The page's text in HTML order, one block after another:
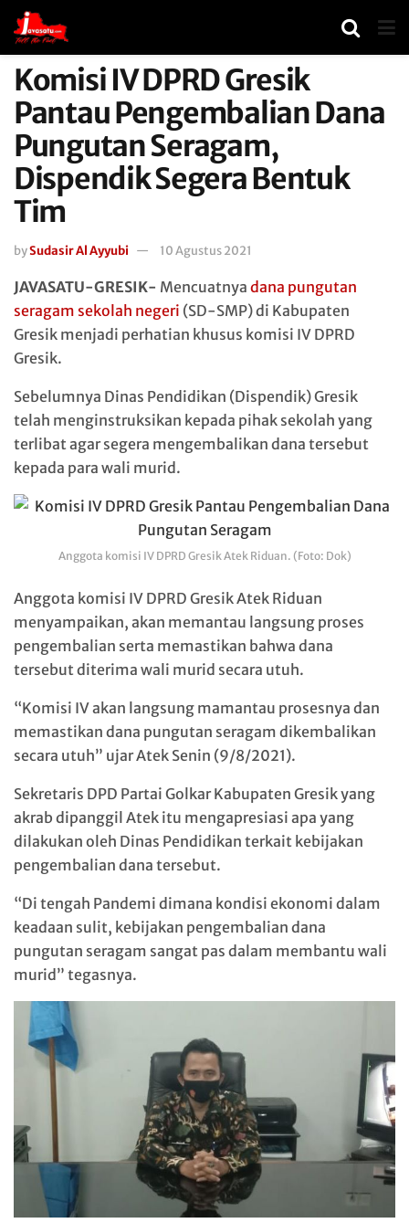
Komisi IV DPRD Gresik
Pantau Pengembalian Dana
Pungutan Seragam,
Dispendik Segera Bentuk
Tim
bySudasir Al Ayyubi 10 Agustus 2021
JAVASATU-GRESIK- Mencuatnya dana pungutan
seragam sekolah negeri (SD-SMP) di Kabupaten
Gresik menjadi perhatian khusus komisi IV DPRD
Gresik.
Sebelumnya Dinas Pendidikan (Dispendik) Gresik
telah menginstruksikan kepada pihak sekolah yang
terlibat agar segera mengembalikan dana tersebut
kepada para wali murid.
Anggota komisi IV DPRD Gresik Atek Riduan. (Foto: Dok)
Anggota komisi IV DPRD Gresik Atek Riduan
menyampaikan, akan memantau langsung proses
pengembalian serta memastikan bahwa dana
tersebut diterima wali murid secara utuh.
“Komisi IV akan langsung mamantau prosesnya dan
memastikan dana pungutan seragam dikembalikan
secara utuh” ujar Atek Senin (9/8/2021).
Sekretaris DPD Partai Golkar Kabupaten Gresik yang
akrab dipanggil Atek itu mengapresiasi apa yang
dilakukan oleh Dinas Pendidikan terkait kebijakan
pengembalian dana tersebut.
“Di tengah Pandemi dimana kondisi ekonomi dalam
keadaan sulit, kebijakan pengembalian dana
pungutan seragam sangat pas dalam membantu wali
murid” tegasnya.